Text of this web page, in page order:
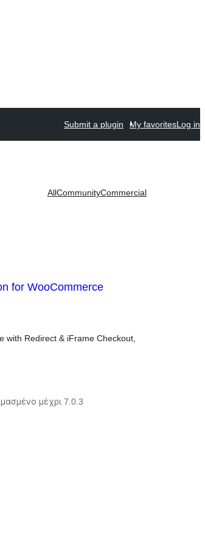
Submit a plugin My favoritesLog in
AllCommunityCommercial
for WooCommerce
with Redirect & iFrame Checkout,
μέχρι 7.0.3